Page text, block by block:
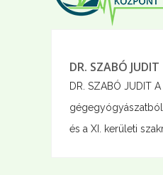
DR. SZABÓ JUDIT
DR. SZABÓ JUDIT
és a XI. kerületi